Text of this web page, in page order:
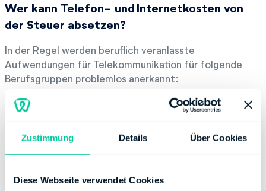
Zustimmung Details Über Cookies
Diese Webseite verwendet Cookies
Wer kann Telefon- und Internetkosten von
der Steuer absetzen?
In der Regel werden beruflich veranlasste
Aufwendungen für Telekommunikation für folgende
Berufsgruppen problemlos anerkannt:
Lehrer, die einen Großteil ihres Arbeitsalltags von zu
Kollegen und Co.)
Heimarbeiter, die im ständigen Kontakt mit Kollegen
Mitarbeiter im Außendienst (vor allem